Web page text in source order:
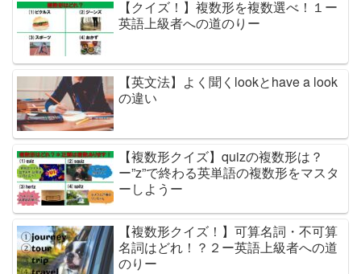
【クイズ！】複数形を複数選べ！１ー
英語上級者への道のりー
【英文法】よく聞くlookとhave a look
の違い
【複数形クイズ】quizの複数形は？
ー”z”で終わる英単語の複数形をマスタ
ーしようー
【複数形クイズ！】可算名詞・不可算
名詞はどれ！？２ー英語上級者への道
のりー